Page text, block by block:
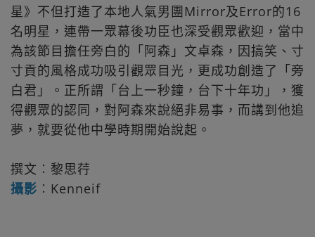
星》不但打造了本地人氣男團Mirror及Error的16
名明星，連帶一眾幕後功臣也深受觀眾歡迎，當中
為該節目擔任旁白的「阿森」文卓森，因搞笑、寸
寸貢的風格成功吸引觀眾目光，更成功創造了「旁
白君」。正所謂「台上一秒鐘，台下十年功」，獲
得觀眾的認同，對阿森來說絕非易事，而講到他追
夢，就要從他中學時期開始說起。
撰文︰黎思荇
攝影 ︰Kenneif